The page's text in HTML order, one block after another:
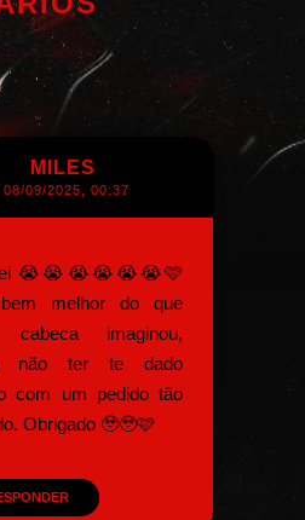
MILES
08/09/2025, 00:37
😭😭😭😭😭😭🩷
melhor do que
cabeca imaginou,
não ter te dado
com um pedido tão
Obrigado 🥹🥹🩷